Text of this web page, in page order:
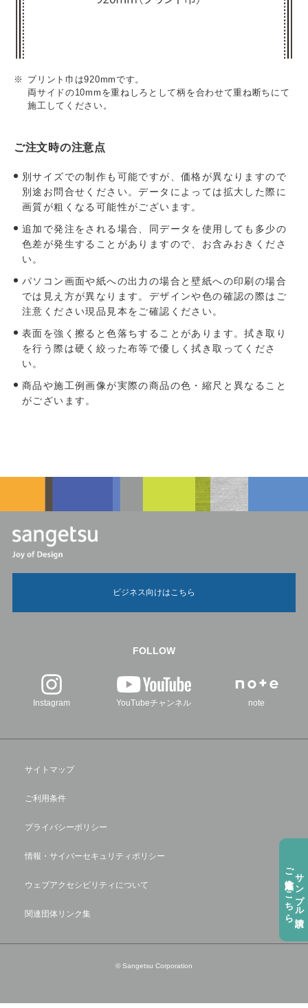
プリント巾は920mmです。
両サイドの10mmを重ねしろとして柄を合わせて重ね断ちにて
施工してください。
ご注文時の注意点
別サイズでの制作も可能ですが、価格が異なりますので
別途お問合せください。データによっては拡大した際に
画質が粗くなる可能性がございます。
追加で発注をされる場合、同データを使用しても多少の
色差が発生することがありますので、お含みおきくださ
い。
パソコン画面や紙への出力の場合と壁紙への印刷の場合
では見え方が異なります。デザインや色の確認の際はご
注意ください現品見本をご確認ください。
表面を強く擦ると色落ちすることがあります。拭き取り
を行う際は硬く絞った布等で優しく拭き取ってくださ
い。
商品や施工例画像が実際の商品の色・縮尺と異なること
がございます。
サンプル請求
ご注⽂方法はこちら
ビジネス向けはこちら
FOLLOW
Instagram YouTubeチャンネル note
サイトマップ
ご利用条件
プライバシーポリシー
情報・サイバーセキュリティポリシー
ウェブアクセシビリティについて
関連団体リンク集
© Sangetsu Corporation